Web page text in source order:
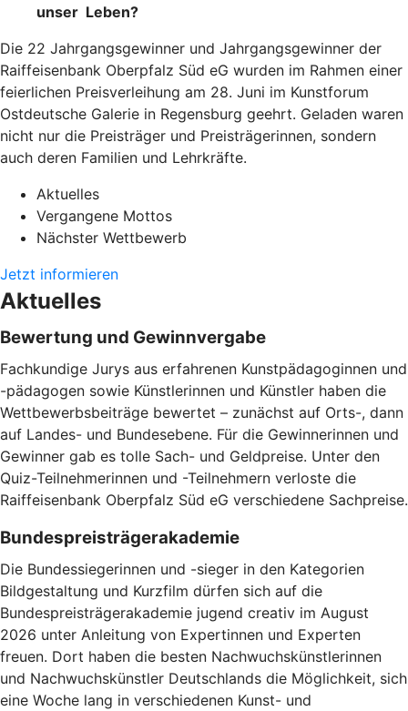
unser Leben?
Die 22 Jahrgangsgewinner und Jahrgangsgewinner der
Raiffeisenbank Oberpfalz Süd eG wurden im Rahmen einer
feierlichen Preisverleihung am 28. Juni im Kunstforum
Ostdeutsche Galerie in Regensburg geehrt. Geladen waren
nicht nur die Preisträger und Preisträgerinnen, sondern
auch deren Familien und Lehrkräfte.
Aktuelles
Vergangene Mottos
Nächster Wettbewerb
Jetzt informieren
Aktuelles
Bewertung und Gewinnvergabe
Fachkundige Jurys aus erfahrenen Kunstpädagoginnen und
-pädagogen sowie Künstlerinnen und Künstler haben die
Wettbewerbsbeiträge bewertet – zunächst auf Orts-, dann
auf Landes- und Bundesebene. Für die Gewinnerinnen und
Gewinner gab es tolle Sach- und Geldpreise. Unter den
Quiz-Teilnehmerinnen und -Teilnehmern verloste die
Raiffeisenbank Oberpfalz Süd eG verschiedene Sachpreise.
Bundespreisträgerakademie
Die Bundessiegerinnen und -sieger in den Kategorien
Bildgestaltung und Kurzfilm dürfen sich auf die
Bundespreisträgerakademie jugend creativ im August
2026 unter Anleitung von Expertinnen und Experten
freuen. Dort haben die besten Nachwuchskünstlerinnen
und Nachwuchskünstler Deutschlands die Möglichkeit, sich
eine Woche lang in verschiedenen Kunst- und